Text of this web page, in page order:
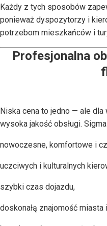
Każdy z tych sposobów
ponieważ dyspozytorzy i
potrzebom mieszkańców i
Profesjonalna
Niska cena to jedno — ale
wysoka jakość obsługi.
nowoczesne, komfortowe i
uczciwych i kulturalnych
szybki czas dojazdu,
doskonałą znajomość miasta